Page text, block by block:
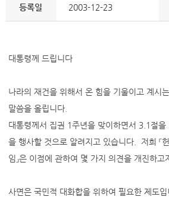
등록일 2003-12-23
대통령께 드립니다
나라의 재건을 위해서 온 힘을 기울이고 계시
말씀을 올립니다.
대통령께서 집권 1주년을 맞이하면서 3.1절을
을 행사할 것으로 알려지고 있습니다. 저희 『
임』은 이점에 관하여 몇 가지 의견을 개진하고
사면은 국민적 대화합을 위하여 필요한 제도입